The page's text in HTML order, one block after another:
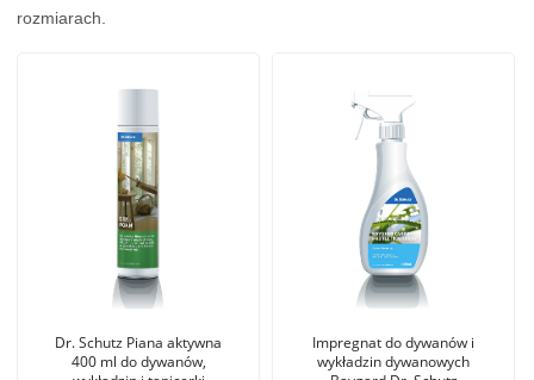
rozmiarach.
Dr. Schutz Piana aktywna
400 ml do dywanów,
Impregnat do dywanów i
wykładzin dywanowych